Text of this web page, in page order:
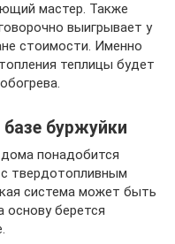
мастер. Также
выигрывает у
стоимости. Именно
теплицы будет
буржуйки
понадобится
твердотопливным
система может быть
основу берется